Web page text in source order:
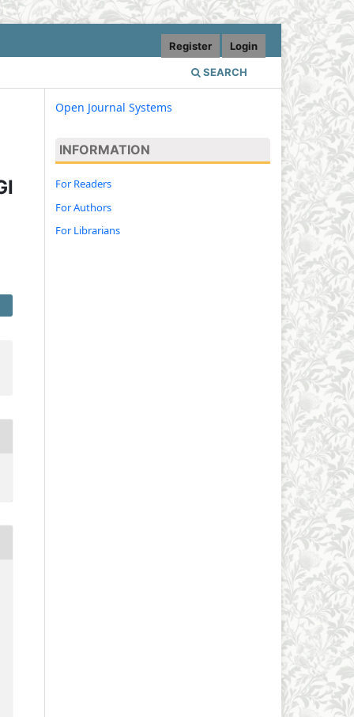
SEARCH
Register Login
Open Journal Systems
INFORMATION
For Readers
For Authors
For Librarians